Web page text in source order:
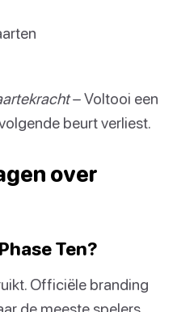
– Voltooi een
beurt verliest.
over
Ten?
Officiële branding